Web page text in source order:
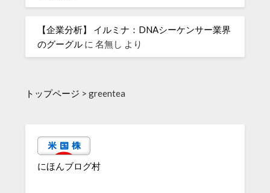
【企業分析】 イルミナ：DNAシーケンサー業界
のグーグル に名無し より
トップページ >greentea
にほんブログ村